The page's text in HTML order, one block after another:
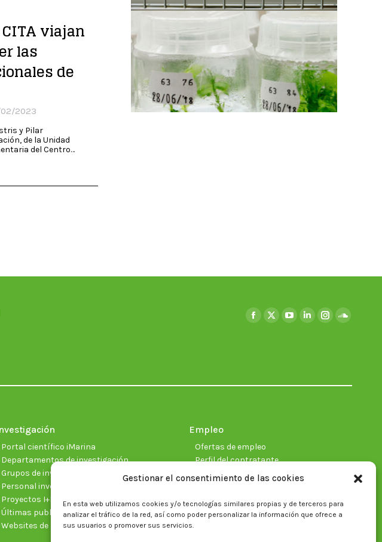
Gestionar el consentimiento de las cookies
En esta web utilizamos cookies y/o tecnologías similares propias y de terceros para
analizar el tráfico de la red, así como poder personalizar la información que ofrece a
sus usuarios o promover sus servicios.
viajan
las
de
2023
y Pilar
de la Unidad
del Centro…
Facebook
new
X
new
YouTube
new
Linkedin
new
Instagram
new new
Portal científico iMarina
Departamentos de investigación
Grupos de investigación
Personal investigador
Proyectos I+D+I vigentes
Últimas publicaciones científicas
Websites de proyectos
Empleo
Ofertas de empleo
Perfil del contratante